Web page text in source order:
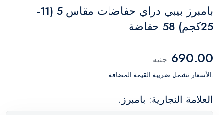
بامبرز بيبي دراي حفاضات مقاس 5 (11-
25كجم) 58 حفاضة
690.00 جنيه
.الأسعار تشمل ضريبة القيمة المضافة
العلامة التجارية: بامبرز.